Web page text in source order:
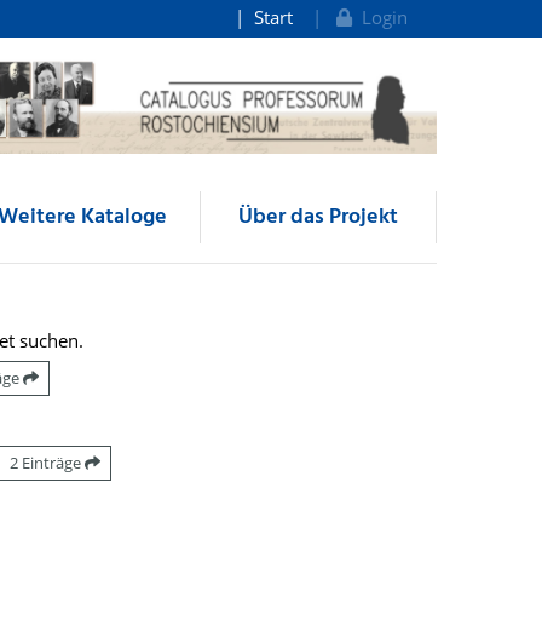
Start Login
Kataloge Über das Projekt
suchen.
2 Einträge